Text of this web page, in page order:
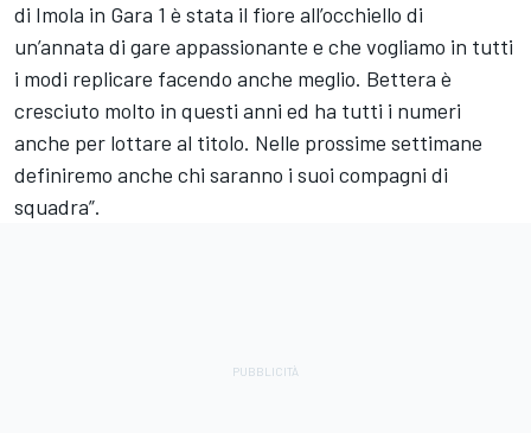
di Imola in Gara 1 è stata il fiore all’occhiello di
un’annata di gare appassionante e che vogliamo in tutti
i modi replicare facendo anche meglio. Bettera è
cresciuto molto in questi anni ed ha tutti i numeri
anche per lottare al titolo. Nelle prossime settimane
definiremo anche chi saranno i suoi compagni di
squadra”.